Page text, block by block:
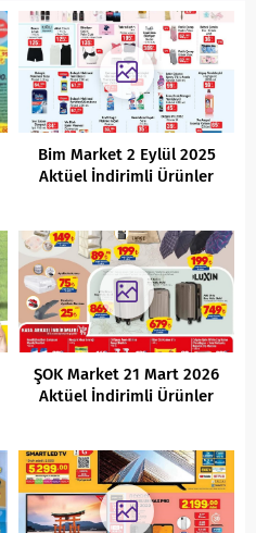
Bim Market 2 Eylül 2025
Aktüel İndirimli Ürünler
ŞOK Market 21 Mart 2026
Aktüel İndirimli Ürünler